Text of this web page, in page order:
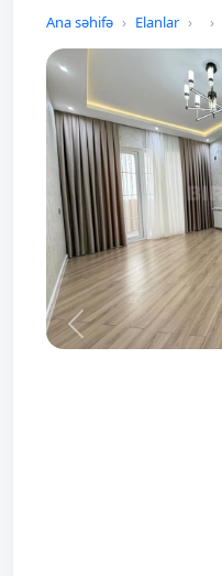
Ana səhifə Elanlar
Prev